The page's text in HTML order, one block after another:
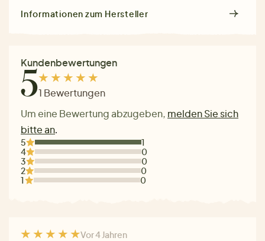
Informationen zum Hersteller
Kundenbewertungen
51 Bewertungen
Um eine Bewertung abzugeben, melden Sie sich
bitte an.
5
1
4
0
3
0
2
0
1
0
Vor 4 Jahren